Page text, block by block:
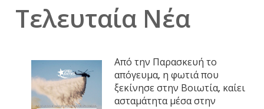
Τελευταία Νέα
Από την Παρασκευή το
απόγευμα, η φωτιά που
ξεκίνησε στην Βοιωτία, καίει
ασταμάτητα μέσα στην